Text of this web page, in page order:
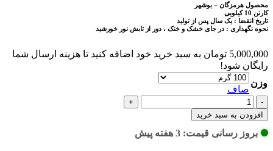
محصول هرمزگان – بوشهر
کارتن 10 کیلویی
تاریخ انقضا : یک سال پس از تولید
نحوه نگهداری : در جای خشک و خنک ، دور از تابش نور خورشید
5,000,000 تومان به سبد خرید خود اضافه کنید تا هزینه ارسال شما
رایگان شود!
وزن
صاف
خرما
خاصویی
ریزه
آجیلی
افزودن به سبد خرید
بروز رسانی قیمت: 3 هفته پیش